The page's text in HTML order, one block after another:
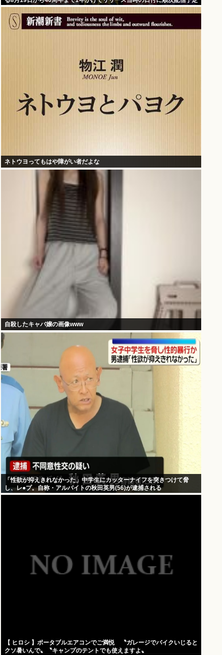
ネトウヨってもはや障がい者だよな
自殺したキャバ嬢の画像www
「性欲が抑えきれなかった」中学生にカッターナイフを突きつけて脅
し、レ●プ。自称・アルバイトの秋田英男(56)が逮捕される
【 ヒロシ 】ポータブルエアコンでご満悦 〝ガレージでバイクいじると
クソ暑いんで〟〝キャンプのテントでも使えますよ〟